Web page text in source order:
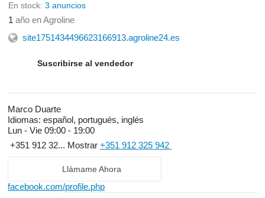
En stock: 3 anuncios
1 año en Agroline
site1751434496623166913.agroline24.es
Suscribirse al vendedor
Marco Duarte
Idiomas: español, portugués, inglés
Lun - Vie 09:00 - 19:00
+351 912 32... Mostrar +351 912 325 942
Llámame Ahora
facebook.com/profile.php